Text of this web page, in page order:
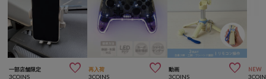
一部店舗限定 
3COINS
再入荷 
3COINS
動画 
3COINS
NEW